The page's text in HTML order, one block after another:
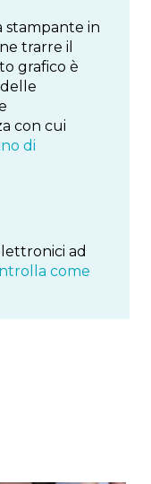
stampante in
trarre il
grafico è
con cui
di
ad
come